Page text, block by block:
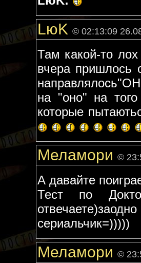
LюK © 02:13:09
Там какой-то
вчера пришлось
на "оно" на
которые
Меламори ©
А давайте
Тест по
сериальчик=)))))
Меламори ©